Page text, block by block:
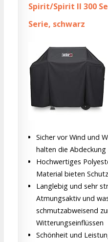
Spirit/Spirit II 300
Serie, schwarz
Sicher vor Wind und
halten die
Hochwertiges
Material bieten
Langlebig und sehr
Atmungsaktiv und
schmutzabweisend
Witterungseinflüssen
Schönheit und